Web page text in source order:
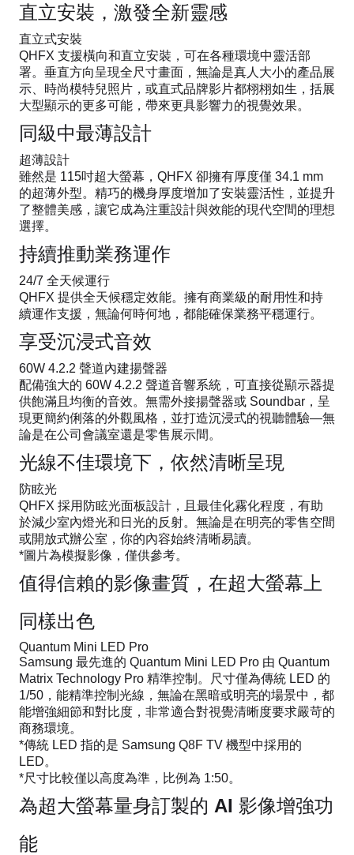
直立安裝，激發全新靈感
直立式安裝
QHFX 支援橫向和直立安裝，可在各種環境中靈活部
署。垂直方向呈現全尺寸畫面，無論是真人大小的產品展
示、時尚模特兒照片，或直式品牌影片都栩栩如生，括展
大型顯示的更多可能，帶來更具影響力的視覺效果。
同級中最薄設計
超薄設計
雖然是 115吋超大螢幕，QHFX 卻擁有厚度僅 34.1 mm
的超薄外型。精巧的機身厚度增加了安裝靈活性，並提升
了整體美感，讓它成為注重設計與效能的現代空間的理想
選擇。
持續推動業務運作
24/7 全天候運行
QHFX 提供全天候穩定效能。擁有商業級的耐用性和持
續運作支援，無論何時何地，都能確保業務平穩運行。
享受沉浸式音效
60W 4.2.2 聲道內建揚聲器
配備強大的 60W 4.2.2 聲道音響系統，可直接從顯示器提
供飽滿且均衡的音效。無需外接揚聲器或 Soundbar，呈
現更簡約俐落的外觀風格，並打造沉浸式的視聽體驗—無
論是在公司會議室還是零售展示間。
光線不佳環境下，依然清晰呈現
防眩光
QHFX 採用防眩光面板設計，且最佳化霧化程度，有助
於減少室內燈光和日光的反射。無論是在明亮的零售空間
或開放式辦公室，你的內容始終清晰易讀。
*圖片為模擬影像，僅供參考。
值得信賴的影像畫質，在超大螢幕上
同樣出色
Quantum Mini LED Pro
Samsung 最先進的 Quantum Mini LED Pro 由 Quantum
Matrix Technology Pro 精準控制。尺寸僅為傳統 LED 的
1/50，能精準控制光線，無論在黑暗或明亮的場景中，都
能增強細節和對比度，非常適合對視覺清晰度要求嚴苛的
商務環境。
*傳統 LED 指的是 Samsung Q8F TV 機型中採用的
LED。
*尺寸比較僅以高度為準，比例為 1:50。
為超大螢幕量身訂製的 AI 影像增強功
能